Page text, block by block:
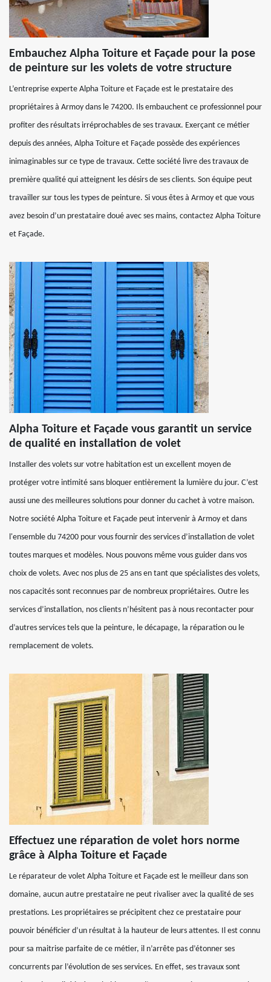
Embauchez Alpha Toiture et Façade pour la pose
de peinture sur les volets de votre structure
L’entreprise experte Alpha Toiture et Façade est le prestataire des
propriétaires à Armoy dans le 74200. Ils embauchent ce professionnel pour
profiter des résultats irréprochables de ses travaux. Exerçant ce métier
depuis des années, Alpha Toiture et Façade possède des expériences
inimaginables sur ce type de travaux. Cette société livre des travaux de
première qualité qui atteignent les désirs de ses clients. Son équipe peut
travailler sur tous les types de peinture. Si vous êtes à Armoy et que vous
avez besoin d’un prestataire doué avec ses mains, contactez Alpha Toiture
et Façade.
Alpha Toiture et Façade vous garantit un service
de qualité en installation de volet
Installer des volets sur votre habitation est un excellent moyen de
protéger votre intimité sans bloquer entièrement la lumière du jour. C’est
aussi une des meilleures solutions pour donner du cachet à votre maison.
Notre société Alpha Toiture et Façade peut intervenir à Armoy et dans
l'ensemble du 74200 pour vous fournir des services d’installation de volet
toutes marques et modèles. Nous pouvons même vous guider dans vos
choix de volets. Avec nos plus de 25 ans en tant que spécialistes des volets,
nos capacités sont reconnues par de nombreux propriétaires. Outre les
services d’installation, nos clients n’hésitent pas à nous recontacter pour
d’autres services tels que la peinture, le décapage, la réparation ou le
remplacement de volets.
Effectuez une réparation de volet hors norme
grâce à Alpha Toiture et Façade
Le réparateur de volet Alpha Toiture et Façade est le meilleur dans son
domaine, aucun autre prestataire ne peut rivaliser avec la qualité de ses
prestations. Les propriétaires se précipitent chez ce prestataire pour
pouvoir bénéficier d’un résultat à la hauteur de leurs attentes. Il est connu
pour sa maitrise parfaite de ce métier, il n’arrête pas d’étonner ses
concurrents par l’évolution de ses services. En effet, ses travaux sont